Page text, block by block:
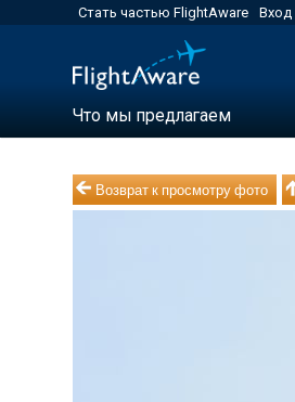
Стать частью FlightAware Вход
Что мы предлагаем
Возврат к просмотру фото